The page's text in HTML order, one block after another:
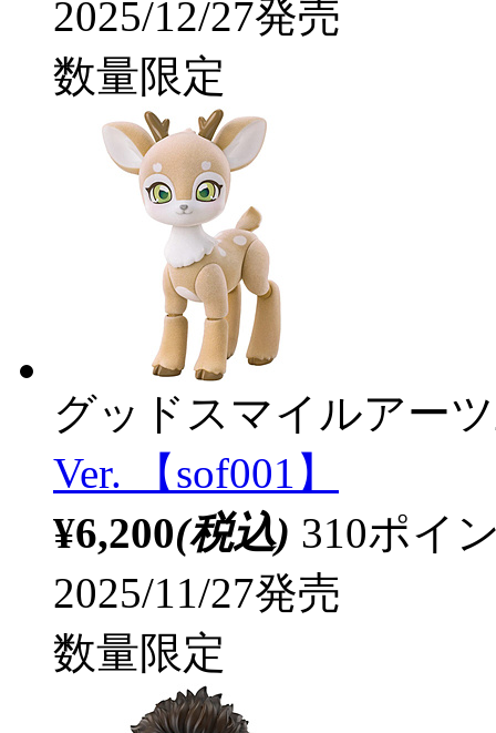
2025/12/27発売
数量限定
グッドスマイルアー
Ver. 【sof001】
¥6,200(税込) 310ポイ
2025/11/27発売
数量限定